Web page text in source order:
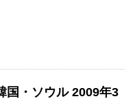
国・ソウル 2009年3